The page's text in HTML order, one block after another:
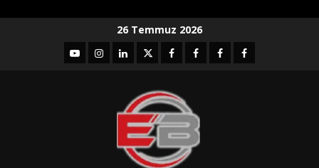
26 Temmuz 2026
YouTubeInstagram
LinkedIntwitterfacebook-Facebook-
Facebook-Facebook-